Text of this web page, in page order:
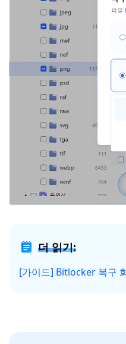
더 읽기:
[가이드] Bitlocker 복구